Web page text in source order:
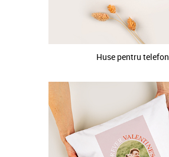
Huse pentru telefon